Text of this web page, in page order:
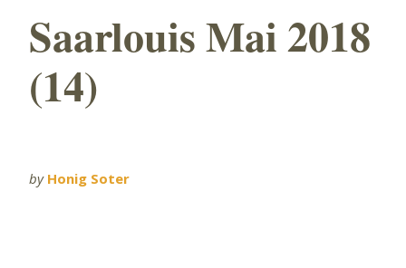
Saarlouis Mai 2018
(14)
by Honig Soter